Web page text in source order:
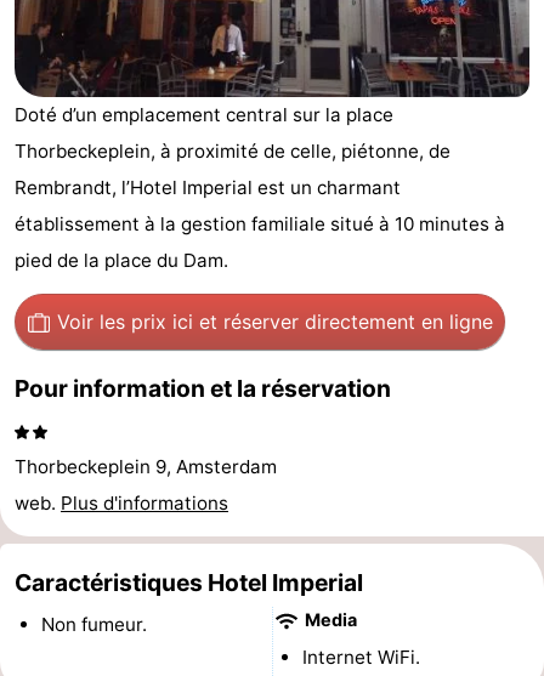
nuit
Campings
Chambre
d'hôtes
Chaumières
-
Het
Amsterdamse
Bos
-
Spaarnwoude
Hôtels
Last
minutes
Musées
Choses
faire
d'intérêt
-
Doté d’un emplacement central sur la place
Thorbeckeplein, à proximité de celle, piétonne, de
Rembrandt, l’Hotel Imperial est un charmant
établissement à la gestion familiale situé à 10 minutes à
pied de la place du Dam.
Voir les prix ici et réserver directement en ligne
Pour information et la réservation
Thorbeckeplein 9, Amsterdam
web. Plus d'informations
Caractéristiques Hotel Imperial
Non fumeur. Media
Internet WiFi.